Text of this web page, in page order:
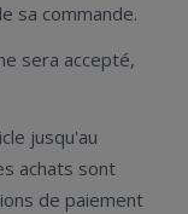
sa commande.
sera accepté,
jusqu'au
achats sont
de paiement